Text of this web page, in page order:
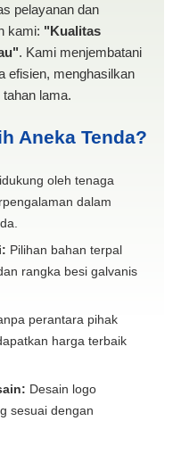
pelayanan dan
kami: "Kualitas
. Kami menjembatani
efisien, menghasilkan
lama.
Aneka Tenda?
oleh tenaga
dalam
Pilihan bahan terpal
rangka besi galvanis
perantara pihak
harga terbaik
Desain logo
sesuai dengan